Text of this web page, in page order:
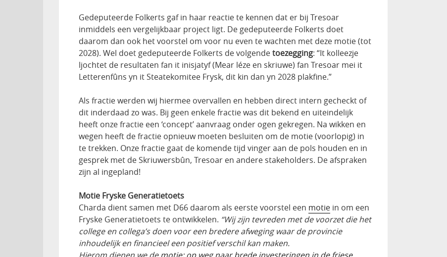
Gedeputeerde Folkerts gaf in haar reactie te kennen dat er bij Tresoar
inmiddels een vergelijkbaar project ligt. De gedeputeerde Folkerts doet
daarom dan ook het voorstel om voor nu even te wachten met deze motie (tot
2028). Wel doet gedeputeerde Folkerts de volgendetoezegging: “It kolleezje
ljochtet de resultaten fan it inisjatyf (Mear léze en skriuwe) fan Tresoar mei it
Letterenfûns yn it Steatekomitee Frysk, dit kin dan yn 2028 plakfine.”
Als fractie werden wij hiermee overvallen en hebben direct intern gecheckt of
dit inderdaad zo was. Bij geen enkele fractie was dit bekend en uiteindelijk
heeft onze fractie een ‘concept’ aanvraag onder ogen gekregen. Na wikken en
wegen heeft de fractie opnieuw moeten besluiten om de motie (voorlopig) in
te trekken. Onze fractie gaat de komende tijd vinger aan de pols houden en in
gesprek met de Skriuwersbûn, Tresoar en andere stakeholders. De afspraken
zijn al ingepland!
Motie Fryske Generatietoets
Charda dient samen met D66 daarom als eerste voorstel een motie in om een
Fryske Generatietoets te ontwikkelen. “Wij zijn tevreden met de voorzet die het
college en collega’s doen voor een bredere afweging waar de provincie
inhoudelijk en financieel een positief verschil kan maken.